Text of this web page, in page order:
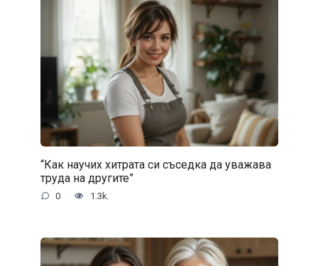
“Как научих хитрата си съседка да уважава
труда на другите”
0 1.3k.